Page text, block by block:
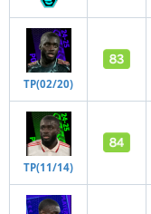
TP(02/20)
TP(11/14)